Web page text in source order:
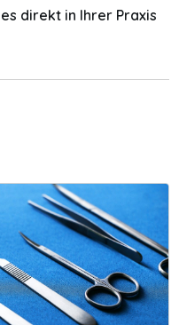
direkt in Ihrer Praxis